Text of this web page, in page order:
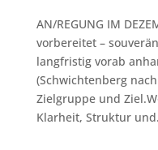
AN/REGUNG IM
vorbereitet –
langfristig vorab
(Schwichtenberg
Zielgruppe und
Klarheit, Struktur